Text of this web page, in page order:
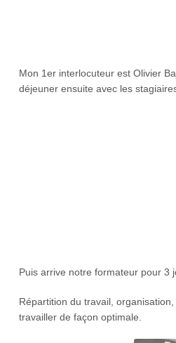
Mon 1er interlocuteur est Olivier
déjeuner ensuite avec les
Puis arrive notre formateur pour 3
Répartition du travail,
travailler de façon optimale.